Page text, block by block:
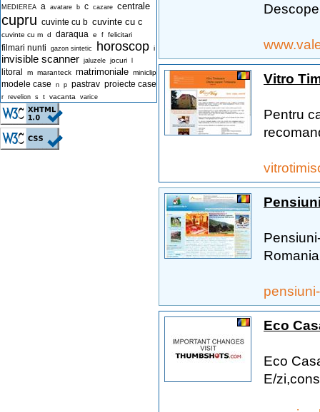
MEDIEREA a avatare b c cazare centrale
cupru cuvinte cu b cuvinte cu c
cuvinte cu m d daraqua e f felicitari
filmari nunti gazon sintetic horoscop i
invisible scanner jaluzele jocuri
litoral m maranteck matrimoniale miniclip
modele case n p pastrav proiecte case
r revelion s t vacanta varice
Vitro
Pentru
Eco
Eco
E/